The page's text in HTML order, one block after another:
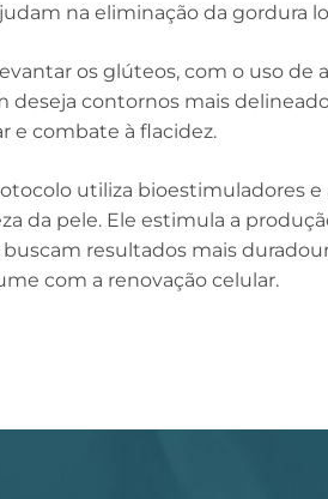
na eliminação da gordura
os glúteos, com o uso de
deseja contornos mais
e combate à flacidez.
utiliza bioestimuladores e
da pele. Ele estimula a
resultados mais
com a renovação celular.